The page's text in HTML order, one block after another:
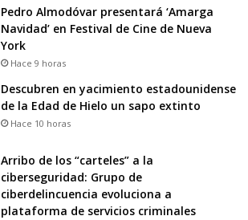
Pedro Almodóvar presentará ‘Amarga
Navidad’ en Festival de Cine de Nueva
York
Hace 9 horas
Descubren en yacimiento estadounidense
de la Edad de Hielo un sapo extinto
Hace 10 horas
Arribo de los “carteles” a la
ciberseguridad: Grupo de
ciberdelincuencia evoluciona a
plataforma de servicios criminales